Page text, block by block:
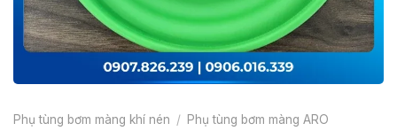
Phụ tùng bơm màng khí nén / Phụ tùng bơm màng ARO